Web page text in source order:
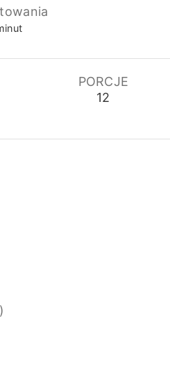
PORCJE
12